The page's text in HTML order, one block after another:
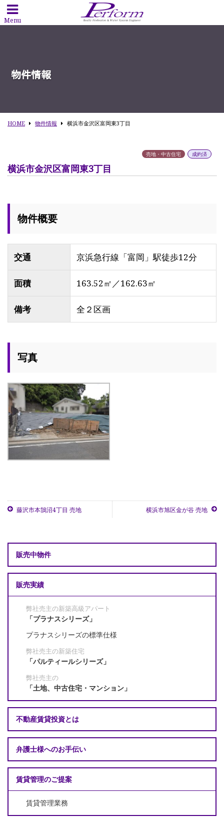
Menu
物件情報
HOME 物件情報 横浜市金沢区富岡東3丁目
売地・中古住宅 成約済
横浜市金沢区富岡東3丁目
物件概要
交通 京浜急行線「富岡」駅徒歩12分
面積 163.52㎡／162.63㎡
備考 全２区画
写真
藤沢市本鵠沼4丁目 売地 横浜市旭区金が谷 売地
販売中物件
販売実績
弊社売主の新築高級アパート
「プラナスシリーズ」
プラナスシリーズの標準仕様
弊社売主の新築住宅
「パルティールシリーズ」
弊社売主の
「土地、中古住宅・マンション」
不動産賃貸投資とは
弁護士様へのお手伝い
賃貸管理のご提案
賃貸管理業務